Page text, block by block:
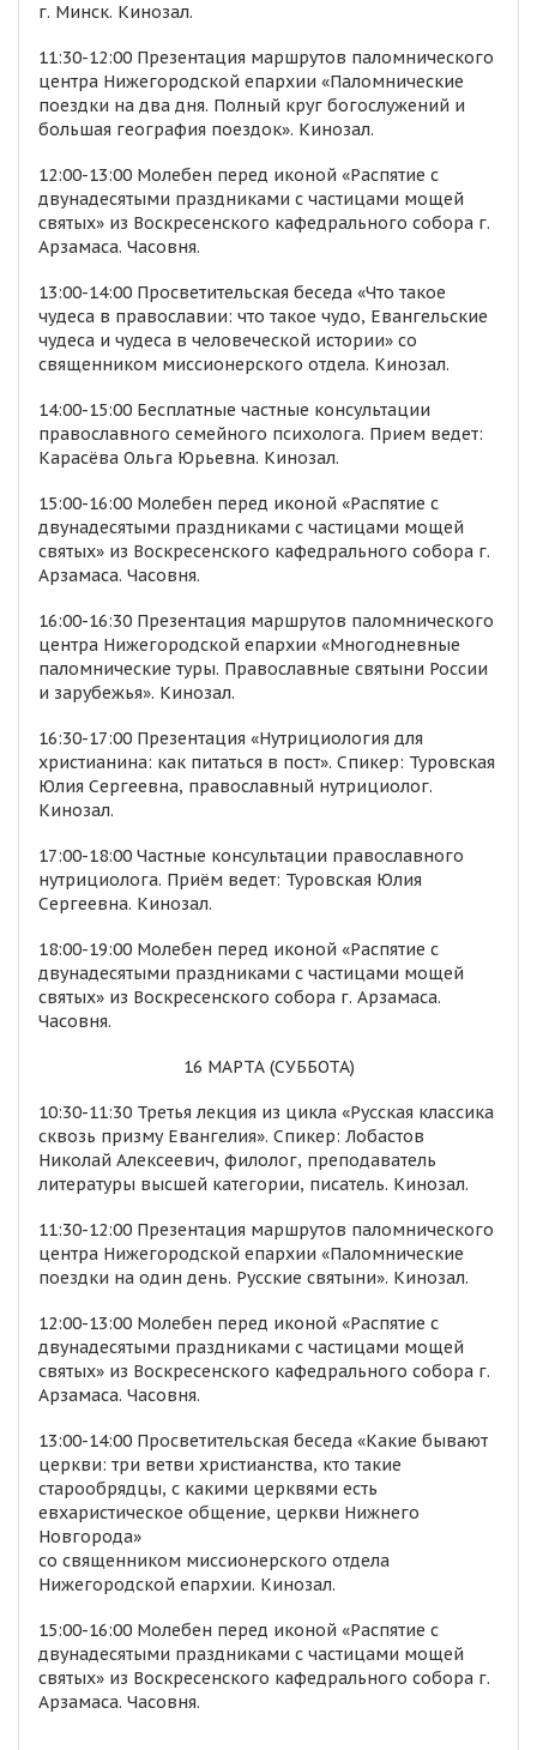
г. Минск. Кинозал.
11:30-12:00 Презентация маршрутов паломнического
центра Нижегородской епархии «Паломнические
поездки на два дня. Полный круг богослужений и
большая география поездок». Кинозал.
12:00-13:00 Молебен перед иконой «Распятие с
двунадесятыми праздниками с частицами мощей
святых» из Воскресенского кафедрального собора г.
Арзамаса. Часовня.
13:00-14:00 Просветительская беседа «Что такое
чудеса в православии: что такое чудо, Евангельские
чудеса и чудеса в человеческой истории» со
священником миссионерского отдела. Кинозал.
14:00-15:00 Бесплатные частные консультации
православного семейного психолога. Прием ведет:
Карасёва Ольга Юрьевна. Кинозал.
15:00-16:00 Молебен перед иконой «Распятие с
двунадесятыми праздниками с частицами мощей
святых» из Воскресенского кафедрального собора г.
Арзамаса. Часовня.
16:00-16:30 Презентация маршрутов паломнического
центра Нижегородской епархии «Многодневные
паломнические туры. Православные святыни России
и зарубежья». Кинозал.
16:30-17:00 Презентация «Нутрициология для
христианина: как питаться в пост». Спикер: Туровская
Юлия Сергеевна, православный нутрициолог.
Кинозал.
17:00-18:00 Частные консультации православного
нутрициолога. Приём ведет: Туровская Юлия
Сергеевна. Кинозал.
18:00-19:00 Молебен перед иконой «Распятие с
двунадесятыми праздниками с частицами мощей
святых» из Воскресенского собора г. Арзамаса.
Часовня.
16 МАРТА (СУББОТА)
10:30-11:30 Третья лекция из цикла «Русская классика
сквозь призму Евангелия». Спикер: Лобастов
Николай Алексеевич, филолог, преподаватель
литературы высшей категории, писатель. Кинозал.
11:30-12:00 Презентация маршрутов паломнического
центра Нижегородской епархии «Паломнические
поездки на один день. Русские святыни». Кинозал.
12:00-13:00 Молебен перед иконой «Распятие с
двунадесятыми праздниками с частицами мощей
святых» из Воскресенского кафедрального собора г.
Арзамаса. Часовня.
13:00-14:00 Просветительская беседа «Какие бывают
церкви: три ветви христианства, кто такие
старообрядцы, с какими церквями есть
евхаристическое общение, церкви Нижнего
Новгорода»
со священником миссионерского отдела
Нижегородской епархии. Кинозал.
15:00-16:00 Молебен перед иконой «Распятие с
двунадесятыми праздниками с частицами мощей
святых» из Воскресенского кафедрального собора г.
Арзамаса. Часовня.